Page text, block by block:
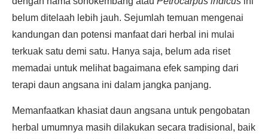
belum ditelaah lebih jauh. Sejumlah temuan mengenai
kandungan dan potensi manfaat dari herbal ini mulai
terkuak satu demi satu. Hanya saja, belum ada riset
memadai untuk melihat bagaimana efek samping dari
terapi daun angsana ini dalam jangka panjang.
Memanfaatkan khasiat daun angsana untuk pengobatan
herbal umumnya masih dilakukan secara tradisional, baik